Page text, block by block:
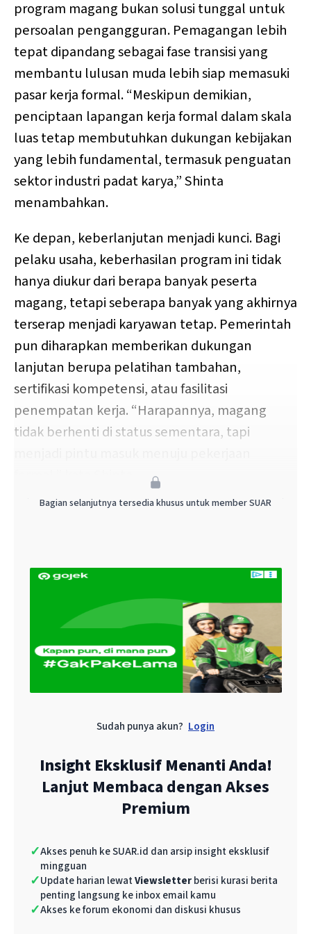
program magang bukan solusi tunggal untuk
persoalan pengangguran. Pemagangan lebih
tepat dipandang sebagai fase transisi yang
membantu lulusan muda lebih siap memasuki
pasar kerja formal. “Meskipun demikian,
penciptaan lapangan kerja formal dalam skala
luas tetap membutuhkan dukungan kebijakan
yang lebih fundamental, termasuk penguatan
sektor industri padat karya,” Shinta
menambahkan.
Ke depan, keberlanjutan menjadi kunci. Bagi
pelaku usaha, keberhasilan program ini tidak
hanya diukur dari berapa banyak peserta
magang, tetapi seberapa banyak yang akhirnya
terserap menjadi karyawan tetap. Pemerintah
pun diharapkan memberikan dukungan
lanjutan berupa pelatihan tambahan,
sertifikasi kompetensi, atau fasilitasi
penempatan kerja. “Harapannya, magang
tidak berhenti di status sementara, tapi
Sebagai mitra strategis pemerintah, APINDO
perusahaan, hingga pengawasan pelaksanaan
di lapangan. Kolaborasi erat antara dunia
usaha, lembaga pendidikan, dan pemerintah
dipercaya menjadi kunci keberhasilan program
ini. “Kalau dijalankan konsisten, pemagangan
bisa menjadi instrumen penting untuk
daya saing ekonomi Indonesia secara
Catatan Ekonom: Potensi
Besar, tapi Risiko Tak Kalah
Nyata
Dari sisi ekonomi, program magang bergaji ini
membawa potensi ganda: mengurangi
Bagian selanjutnya tersedia khusus untuk member SUAR
Sudah punya akun? Login
Insight Eksklusif Menanti Anda!
Lanjut Membaca dengan Akses
Premium
✓Akses penuh ke SUAR.id dan arsip insight eksklusif
mingguan
✓Update harian lewatViewsletterberisi kurasi berita
penting langsung ke inbox email kamu
✓Akses ke forum ekonomi dan diskusi khusus